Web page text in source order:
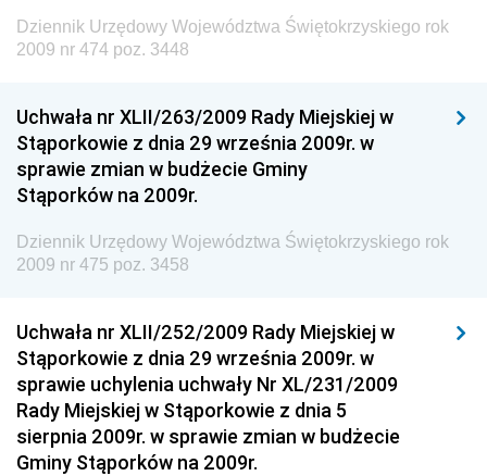
Dziennik Urzędowy Ministra Finansów, Inwestycji i
Rozwoju
Dziennik Urzędowy Ministra Sportu
Dziennik Urzędowy Ministra Funduszy i Polityki
Regionalnej
Dziennik Urzędowy Ministra Aktywów Państwowych
Dziennik Urzędowy Ministra Zdrowia
Inspektora Ochrony Środowiska
Dziennik Urzędowy Ministra Klimatu i Środowiska
Dziennik Urzędowy Ministerstwa Kultury, Dziedzictwa
Narodowego i Sportu
Dziennik Urzędowy Ministra Finansów, Funduszy i
Dziennik Urzędowy Województwa Świętokrzyskiego rok
2009 nr 474 poz. 3448
Uchwała nr XLII/263/2009 Rady Miejskiej w
Stąporkowie z dnia 29 września 2009r. w
sprawie zmian w budżecie Gminy
Stąporków na 2009r.
Dziennik Urzędowy Województwa Świętokrzyskiego rok
2009 nr 475 poz. 3458
Uchwała nr XLII/252/2009 Rady Miejskiej w
Stąporkowie z dnia 29 września 2009r. w
sprawie uchylenia uchwały Nr XL/231/2009
Rady Miejskiej w Stąporkowie z dnia 5
sierpnia 2009r. w sprawie zmian w budżecie
Gminy Stąporków na 2009r.